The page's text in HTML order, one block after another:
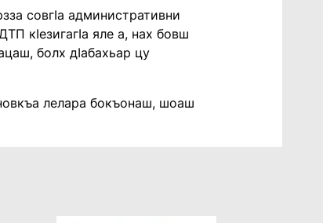
совгӀа административни
кӀезигагӀа яле а, нах бовш
болх дӀабахьар цу
лелара бокъонаш, шоаш